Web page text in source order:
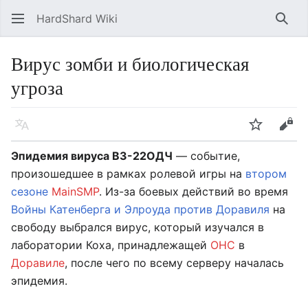
HardShard Wiki
Вирус зомби и биологическая
угроза
Язык Следить
Эпидемия вируса ВЗ-22ОДЧ — событие,
произошедшее в рамках ролевой игры на втором
сезоне MainSMP. Из-за боевых действий во время
Войны Катенберга и Элроуда против Доравиля на
свободу выбрался вирус, который изучался в
лаборатории Коха, принадлежащей ОНС в
Доравиле, после чего по всему серверу началась
эпидемия.